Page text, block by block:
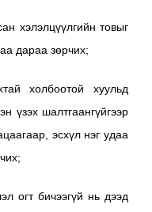
хэлэлцүүлгийн товыг
дараа зөрчих;
холбоотой хуульд
үзэх шалтгаангүйгээр
эсхүл нэг удаа
огт бичээгүй нь дээд